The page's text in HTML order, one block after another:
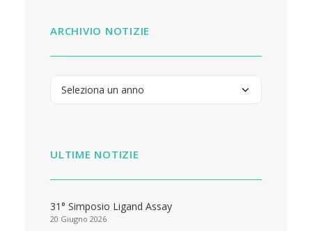
ARCHIVIO NOTIZIE
ULTIME NOTIZIE
31° Simposio Ligand Assay
20 Giugno 2026